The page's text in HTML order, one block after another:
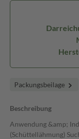
Packungsbeilage
Beschreibung
Anwendung &amp;
(Schüttellähmung)